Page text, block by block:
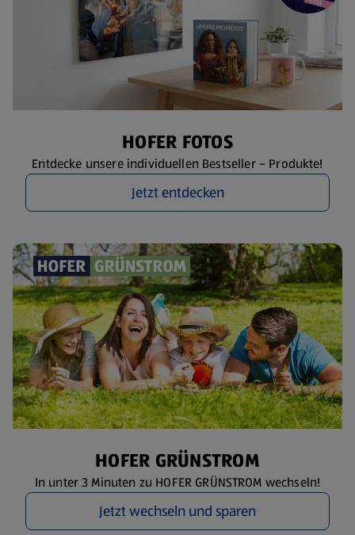
HOFER FOTOS
Entdecke unsere individuellen Bestseller – Produkte!
Jetzt entdecken
HOFER GRÜNSTROM
In unter 3 Minuten zu HOFER GRÜNSTROM wechseln!
Jetzt wechseln und sparen